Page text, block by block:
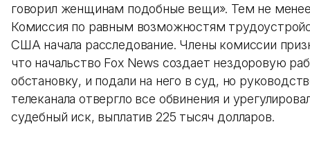
говорил женщинам подобные вещи». Тем не
Комиссия по равным возможностям
США начала расследование. Члены комиссии
что начальство Fox News создает нездоровую
обстановку, и подали на него в суд, но
телеканала отвергло все обвинения и
судебный иск, выплатив 225 тысяч долларов.